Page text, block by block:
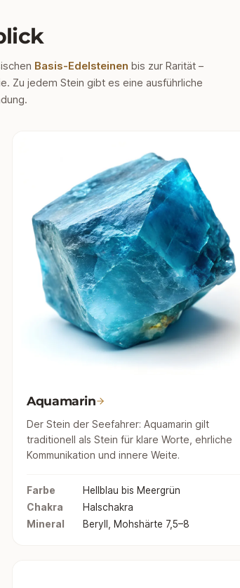
Basis-Edelsteinen bis zur Rarität –
Zu jedem Stein gibt es eine ausführliche
Aquamarin
Der Stein der Seefahrer: Aquamarin gilt
traditionell als Stein für klare Worte, ehrliche
Kommunikation und innere Weite.
Farbe
Hellblau bis Meergrün
Chakra
Halschakra
Mineral
Beryll, Mohshärte 7,5–8